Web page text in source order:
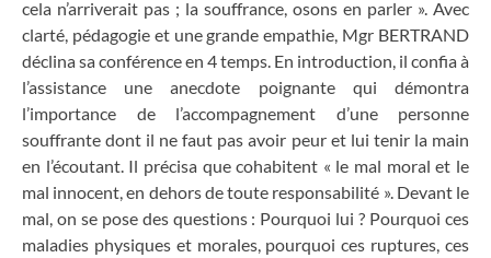
cela n’arriverait pas ; la souffrance, osons en parler ». Avec
clarté, pédagogie et une grande empathie, Mgr BERTRAND
déclina sa conférence en 4 temps. En introduction, il confia à
l’assistance une anecdote poignante qui démontra
l’importance de l’accompagnement d’une personne
souffrante dont il ne faut pas avoir peur et lui tenir la main
en l’écoutant. Il précisa que cohabitent « le mal moral et le
mal innocent, en dehors de toute responsabilité ». Devant le
mal, on se pose des questions : Pourquoi lui ? Pourquoi ces
maladies physiques et morales, pourquoi ces ruptures, ces